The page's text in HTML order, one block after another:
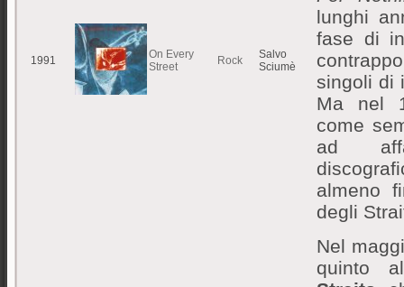
1991
On Every
Street
Rock
Salvo
Sciumè
lunghi
fase di
singoli di
Ma nel
come
ad
almeno
degli
Nel
quinto